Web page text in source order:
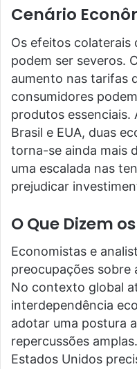
Cenário
Os efeitos colaterais
podem ser severos.
aumento nas tarifas
consumidores
produtos essenciais.
Brasil e EUA, duas
torna-se ainda mais
uma escalada nas
prejudicar
O Que Dizem
Economistas e
preocupações sobre
No contexto global
interdependência
adotar uma postura
repercussões
Estados Unidos